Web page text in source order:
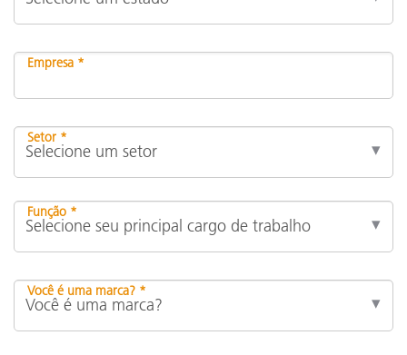
Empresa *
Setor *
Função *
Você é uma marca? *